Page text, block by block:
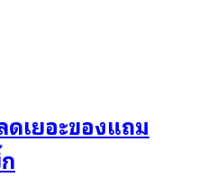
ดเยอะของแถม